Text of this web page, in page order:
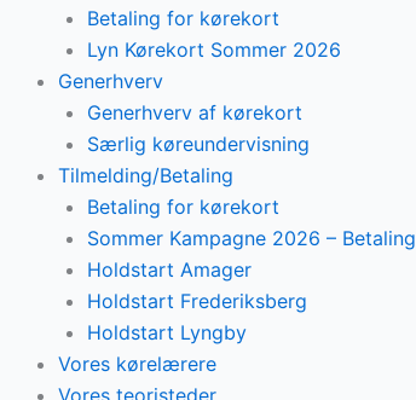
Betaling for kørekort
Lyn Kørekort Sommer 2026
Generhverv
Generhverv af kørekort
Særlig køreundervisning
Tilmelding/Betaling
Betaling for kørekort
Sommer Kampagne 2026 – Betaling
Holdstart Amager
Holdstart Frederiksberg
Holdstart Lyngby
Vores kørelærere
Vores teoristeder